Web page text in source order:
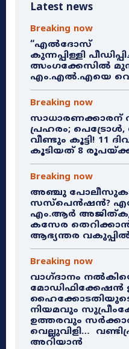
Latest news
Breaking now
“എൽദോസ്
കുന്നപ്പിള്ളി
ത്സംഗക്കേസിൽ
എം.എൽ.എയെ
Breaking now
സാധാരണക്കാരന്
പ്രഹരം;
വീണ്ടും കൂട്ടി! 11
കൂടിയത് 8
Breaking now
അഞ്ചു
സസ്‌പെൻഷൻ?
എം.ആർ
കസേര
ആഭ്യന്തര
Breaking now
വാഗ്ദാനം
ഹൈക്കോടതിയുടെ
നിയമവും
ഉത്തരവും
വെല്ലുവിളി…
അറിയാൻ